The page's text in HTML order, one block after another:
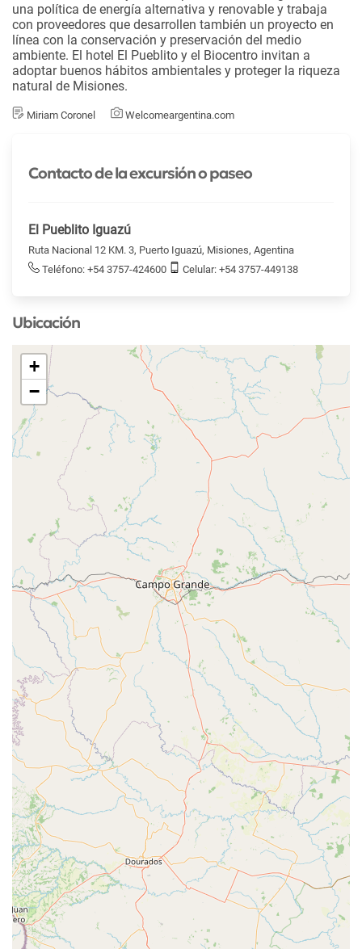
una política de energía alternativa y renovable y trabaja
con proveedores que desarrollen también un proyecto en
línea con la conservación y preservación del medio
ambiente. El hotel El Pueblito y el Biocentro invitan a
adoptar buenos hábitos ambientales y proteger la riqueza
natural de Misiones.
Miriam Coronel Welcomeargentina.com
Contacto de la excursión o paseo
El Pueblito Iguazú
Ruta Nacional 12 KM. 3, Puerto Iguazú, Misiones, Agentina
Teléfono: +54 3757-424600
Celular: +54 3757-449138
Ubicación
+
−